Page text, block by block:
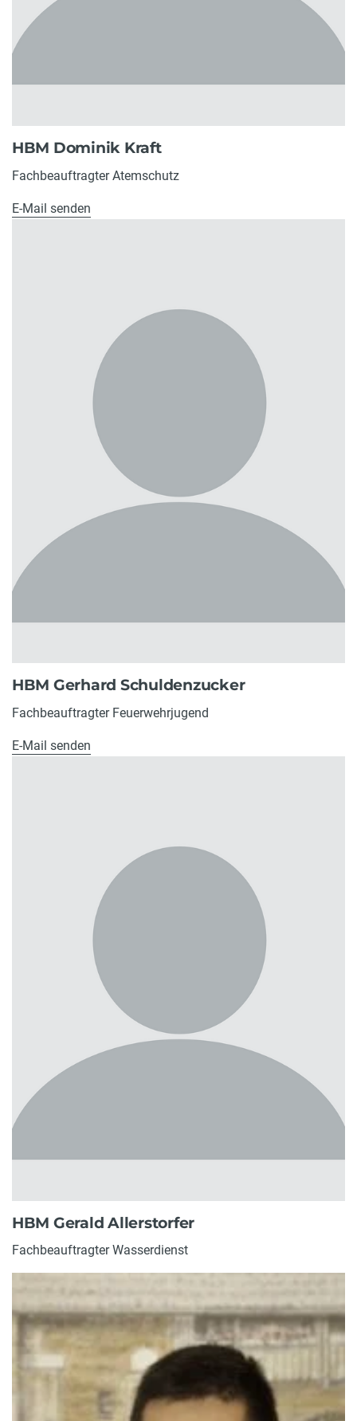
HBM Dominik Kraft
Fachbeauftragter Atemschutz
E-Mail senden
HBM Gerhard Schuldenzucker
Fachbeauftragter Feuerwehrjugend
E-Mail senden
HBM Gerald Allerstorfer
Fachbeauftragter Wasserdienst